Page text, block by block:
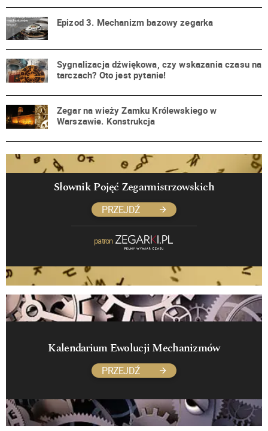
Epizod 3. Mechanizm bazowy zegarka
Sygnalizacja dźwiękowa, czy wskazania czasu na
tarczach? Oto jest pytanie!
Zegar na wieży Zamku Królewskiego w
Warszawie. Konstrukcja
Słownik Pojęć Zegarmistrzowskich
PRZEJDŹ
patron
Kalendarium Ewolucji Mechanizmów
PRZEJDŹ